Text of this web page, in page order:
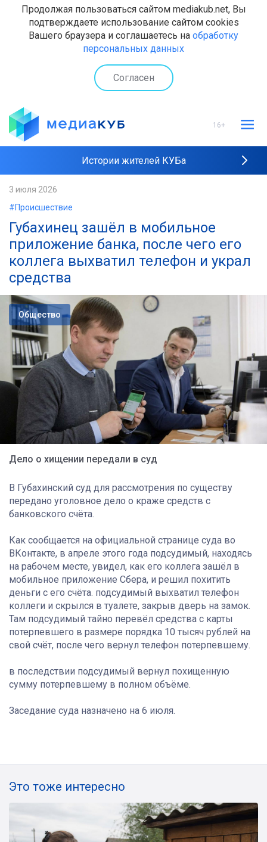
Продолжая пользоваться сайтом mediakub.net, Вы
подтверждаете использование сайтом cookies
Вашего браузера и соглашаетесь на обработку
персональных данных
Согласен
16+
Истории жителей КУБа
Наши интервью
3 июля 2026
#Происшествие
Губахинец зашёл в мобильное
приложение банка, после чего его
коллега выхватил телефон и украл
средства
Общество
Дело о хищении передали в суд
В Губахинский суд для рассмотрения по существу
передано уголовное дело о краже средств с
банковского счёта.
Как сообщается на официальной странице суда во
ВКонтакте, в апреле этого года подсудимый, находясь
на рабочем месте, увидел, как его коллега зашёл в
мобильное приложение Сбера, и решил похитить
деньги с его счёта. подсудимый выхватил телефон
коллеги и скрылся в туалете, закрыв дверь на замок.
Там подсудимый тайно перевёл средства с карты
потерпевшего в размере порядка 10 тысяч рублей на
свой счёт, после чего вернул телефон потерпевшему.
в последствии подсудимый вернул похищенную
сумму потерпевшему в полном объёме.
Заседание суда назначено на 6 июля.
Это тоже интересно